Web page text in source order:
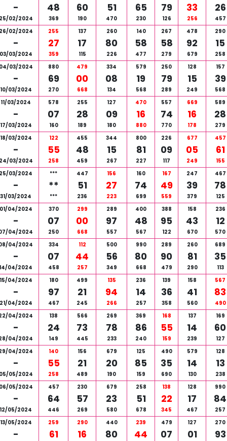
-
02/2024
48
369
60
190
51
470
65
230
79
126
33
256
26
457
02/2024
-
03/2024
255
27
359
137
17
115
260
80
226
140
58
477
267
58
279
478
92
679
290
15
258
03/2024
-
10/03/2024
880
69
270
479
00
668
334
08
134
579
19
568
250
79
289
128
15
249
157
39
568
11/03/2024
-
17/03/2024
578
07
160
255
28
189
127
09
180
470
16
880
557
74
770
669
16
178
589
28
279
18/03/2024
-
03/2024
122
55
258
455
48
459
344
15
267
800
81
227
226
09
117
677
05
249
457
61
155
03/2024
-
31/03/2024
***
**
***
447
51
236
156
27
223
160
74
699
167
49
559
247
39
379
467
78
125
04/2024
-
04/2024
370
07
250
299
00
668
289
97
557
400
48
567
388
95
122
158
43
670
236
12
570
04/2024
-
04/2024
334
07
458
112
44
257
500
56
349
990
80
668
289
90
479
260
81
290
689
35
113
04/2024
-
04/2024
180
97
467
499
21
245
135
94
266
236
14
257
139
36
358
158
41
560
567
83
490
04/2024
-
04/2024
138
24
149
566
73
445
269
78
233
369
86
240
168
55
159
137
14
239
169
60
127
04/2024
-
05/2024
140
55
258
156
21
489
679
20
190
125
85
159
490
35
690
579
14
130
128
13
238
05/2024
-
12/05/2024
457
64
446
230
57
269
679
23
580
258
51
678
138
22
345
128
17
467
990
84
257
13/05/2024
-
259
61
290
16
440
80
239
44
479
07
127
01
270
93